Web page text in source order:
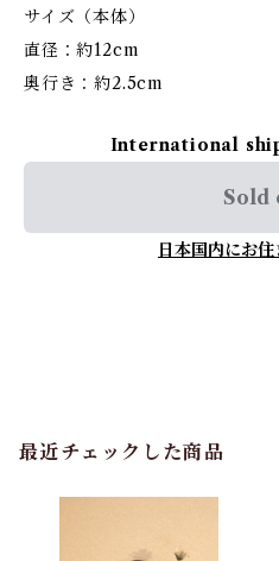
サイズ（本体）
直径：約12cm
奥行き：約2.5cm
International
Sold
日本国内にお
最近チェックした商品